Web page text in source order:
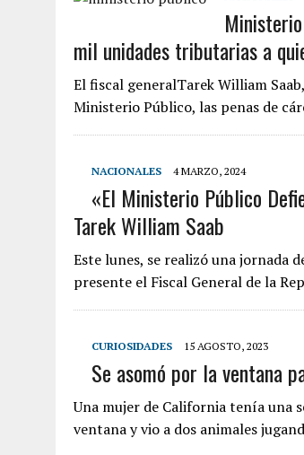
mil unidades tributarias a
El fiscal generalTarek William
Ministerio Público, las penas de
NACIONALES 4 MARZO, 2024
«El Ministerio Público
Tarek William Saab
Este lunes, se realizó una jornada
presente el Fiscal General de la
CURIOSIDADES 15 AGOSTO, 2023
Se asomó por la ventana
Una mujer de California tenía una
ventana y vio a dos animales